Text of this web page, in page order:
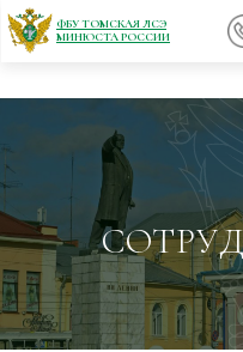
ФБУ ТОМСКАЯ ЛСЭ
МИНЮСТА РОССИИ